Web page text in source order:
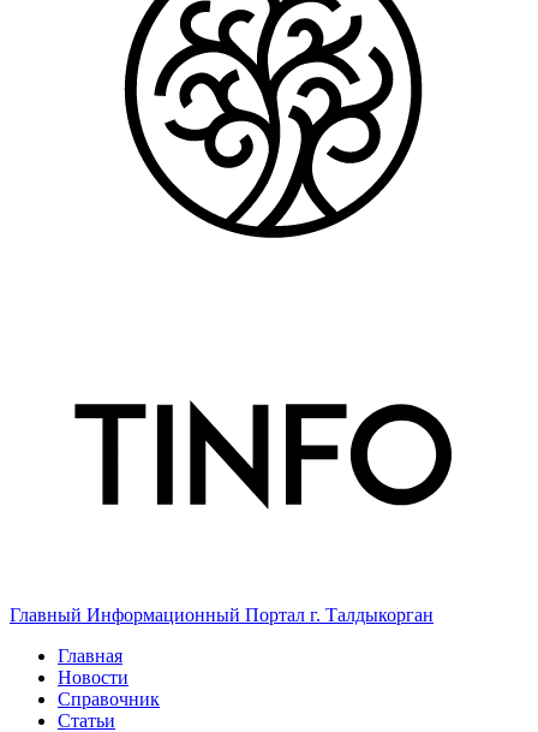
Главный Информационный Портал г. Талдыкорган
Главная
Новости
Справочник
Статьи